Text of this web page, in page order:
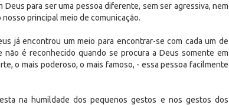
para ser uma pessoa diferente, sem ser agressiva, nem
principal meio de comunicação.
já encontrou um meio para encontrar-se com cada um de
é reconhecido quando se procura a Deus somente em
o mais poderoso, o mais famoso, - essa pessoa facilmente
na humildade dos pequenos gestos e nos gestos dos